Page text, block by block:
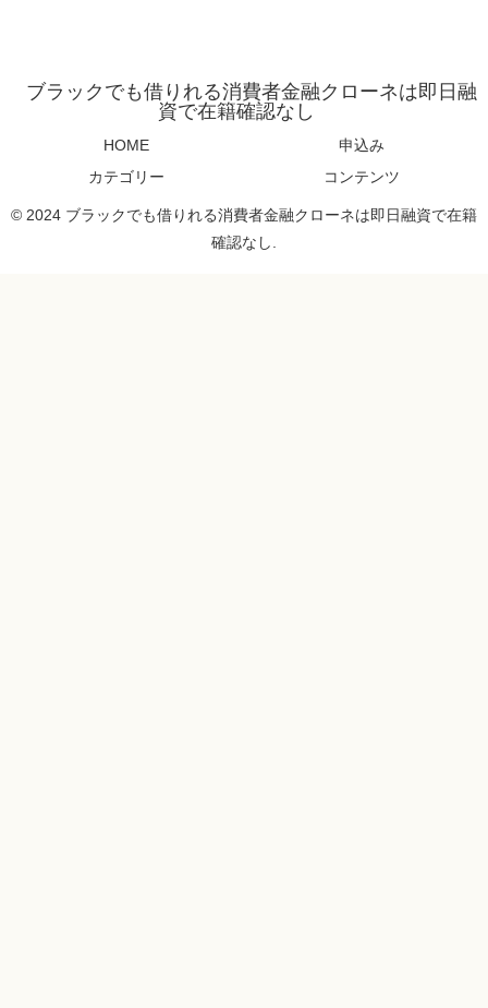
ブラックでも借りれる消費者金融クローネは即日融
資で在籍確認なし
HOME
申込み
カテゴリー
コンテンツ
© 2024 ブラックでも借りれる消費者金融クローネは即日融資で在籍
確認なし.